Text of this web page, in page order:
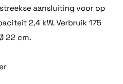
aansluiting voor op
2,4 kW. Verbruik 175
22 cm.